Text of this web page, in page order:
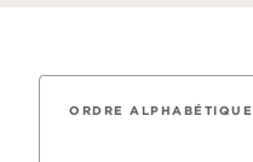
ORDRE ALPHABÉTIQUE